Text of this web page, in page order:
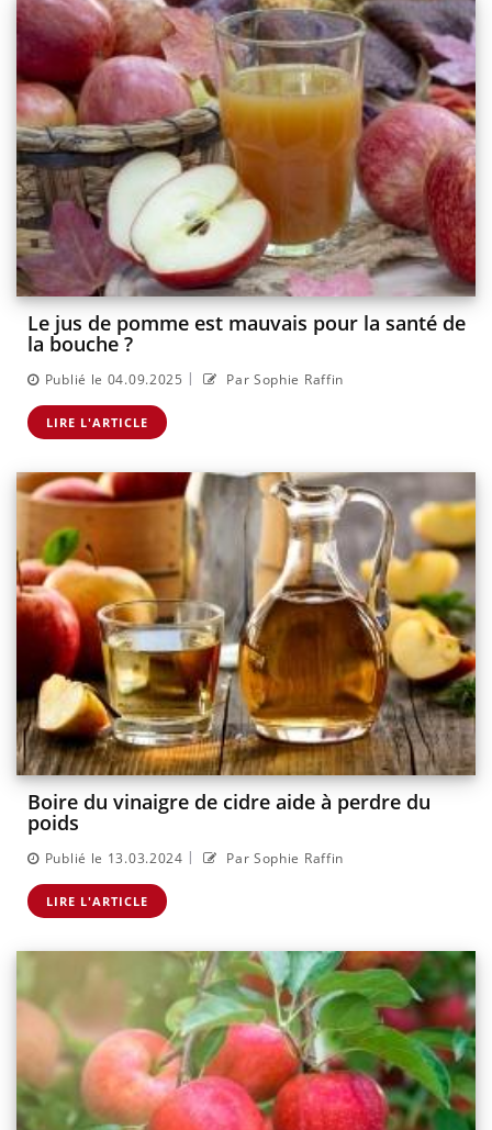
Le jus de pomme est mauvais pour la santé de
la bouche ?
Publié le 04.09.2025 | Par Sophie Raffin
LIRE L'ARTICLE
Boire du vinaigre de cidre aide à perdre du
poids
Publié le 13.03.2024 | Par Sophie Raffin
LIRE L'ARTICLE